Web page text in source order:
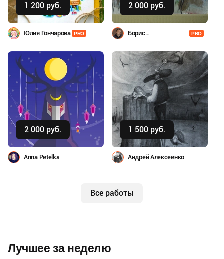
1 200 руб.
Юлия Гончарова PRO
2 000 руб.
Борис
КУНИН
PRO
2 000 руб.
Купить
Anna Petelka
1 500 руб.
Купить
Андрей Алексеенко
Все работы
Лучшее за неделю